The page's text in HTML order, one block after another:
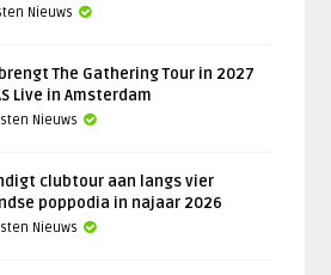
Nieuws
The Gathering Tour in 2027
Live in Amsterdam
Nieuws
clubtour aan langs vier
poppodia in najaar 2026
Nieuws